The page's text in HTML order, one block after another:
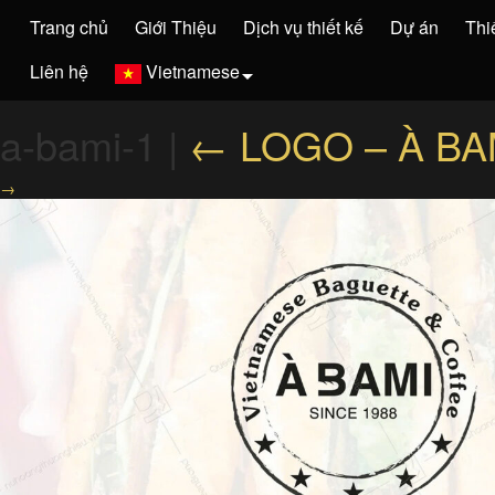
Trang chủ Giới Thiệu Dịch vụ thiết kế Dự án
Liên hệ
Vietnamese
a-bami-1 | ← LOGO – À
→